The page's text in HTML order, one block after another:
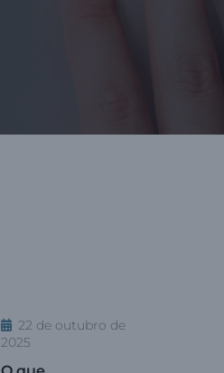
22 de outubro de
2025